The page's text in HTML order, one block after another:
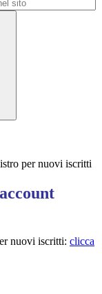
per nuovi iscritti
nuovi iscritti: clicca